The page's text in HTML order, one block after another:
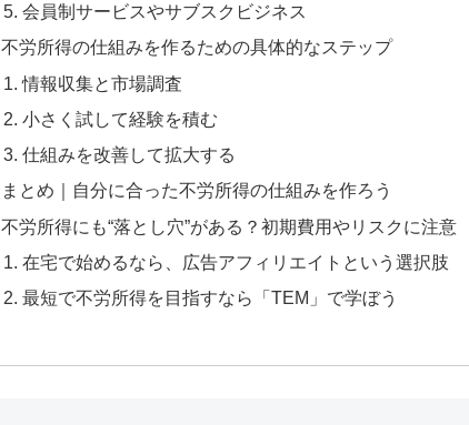
会員制サービスやサブスクビジネス
不労所得の仕組みを作るための具体的なステップ
情報収集と市場調査
小さく試して経験を積む
仕組みを改善して拡大する
まとめ｜自分に合った不労所得の仕組みを作ろう
不労所得にも“落とし穴”がある？初期費用やリスクに注意
在宅で始めるなら、広告アフィリエイトという選択肢
最短で不労所得を目指すなら「TEM」で学ぼう